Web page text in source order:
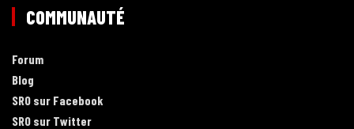
COMMUNAUTÉ
Forum
Blog
SRO sur Facebook
SRO sur Twitter